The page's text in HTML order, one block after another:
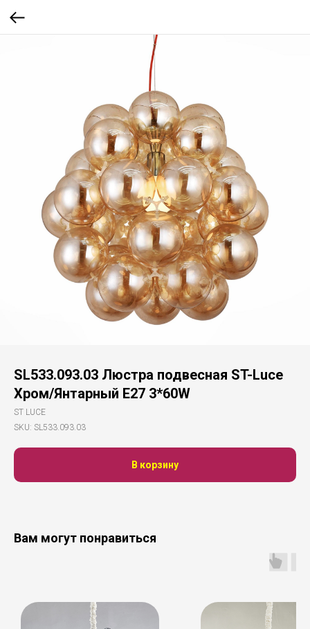
SL533.093.03 Люстра подвесная ST-Luce
Хром/Янтарный E27 3*60W
ST LUCE
SKU: SL533.093.03
В корзину
Вам могут понравиться